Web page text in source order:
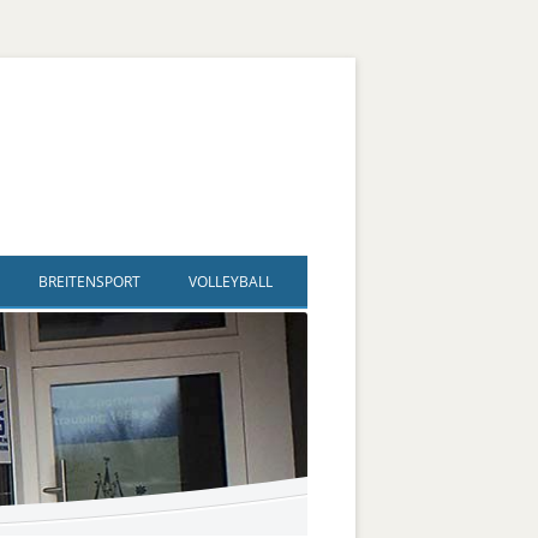
Sport – SAG Inklusiver
Jugendgruppe
Kanugruppe
BREITENSPORT
Volleyball
Fußballtennis
Flip Flops
Vertikaltuch / Luftakrobatik
Kegeln
VOLLEYBALL
Spielplan + Ergebnisse
Trainingszeiten
Bezirksliga männlich
Jugend männlich U 18 + U20
Jugend männlich U 16